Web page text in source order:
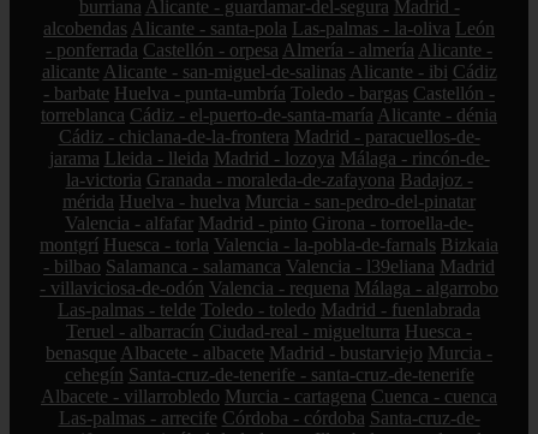
burriana Alicante - guardamar-del-segura Madrid -
alcobendas Alicante - santa-pola Las-palmas - la-oliva León
- ponferrada Castellón - orpesa Almería - almería Alicante -
alicante Alicante - san-miguel-de-salinas Alicante - ibi Cádiz
- barbate Huelva - punta-umbría Toledo - bargas Castellón -
torreblanca Cádiz - el-puerto-de-santa-maría Alicante - dénia
Cádiz - chiclana-de-la-frontera Madrid - paracuellos-de-
jarama Lleida - lleida Madrid - lozoya Málaga - rincón-de-
la-victoria Granada - moraleda-de-zafayona Badajoz -
mérida Huelva - huelva Murcia - san-pedro-del-pinatar
Valencia - alfafar Madrid - pinto Girona - torroella-de-
montgrí Huesca - torla Valencia - la-pobla-de-farnals Bizkaia
- bilbao Salamanca - salamanca Valencia - l39eliana Madrid
- villaviciosa-de-odón Valencia - requena Málaga - algarrobo
Las-palmas - telde Toledo - toledo Madrid - fuenlabrada
Teruel - albarracín Ciudad-real - miguelturra Huesca -
benasque Albacete - albacete Madrid - bustarviejo Murcia -
cehegín Santa-cruz-de-tenerife - santa-cruz-de-tenerife
Albacete - villarrobledo Murcia - cartagena Cuenca - cuenca
Las-palmas - arrecife Córdoba - córdoba Santa-cruz-de-